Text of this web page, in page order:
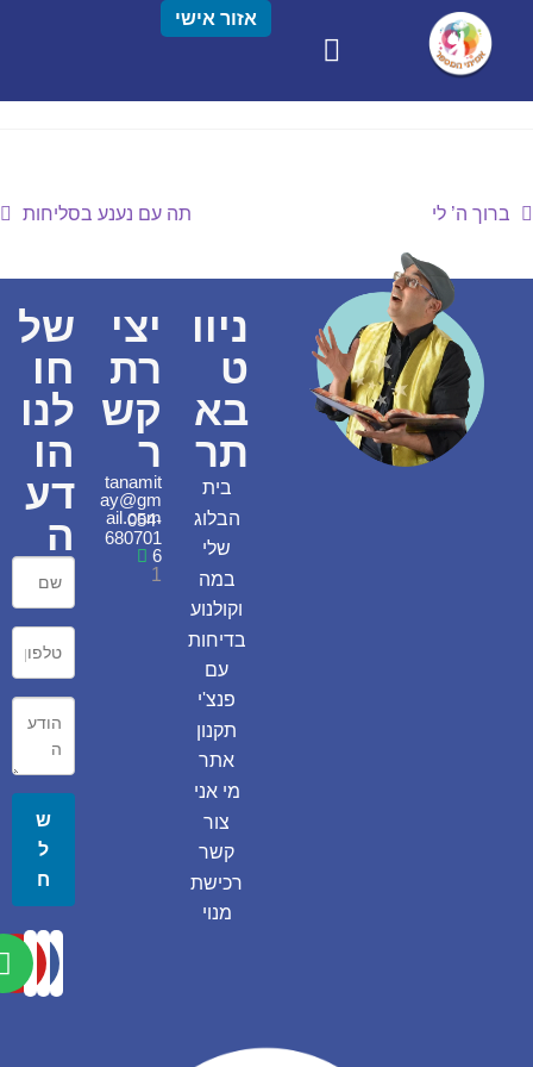
אזור אישי
ברוך ה’ לי תה עם נענע בסליחות
ניוו
ט
בא
תר
בית
הבלוג
שלי
במה
וקולנוע
בדיחות
עם
פנצ'י
תקנון
אתר
מי אני
צור
קשר
רכישת
מנוי
יצי
רת
קש
ר
tanamit
ay@gm
ail.com
054-
680701
6
1
של
חו
לנו
הו
דע
ה
ש
ל
ח